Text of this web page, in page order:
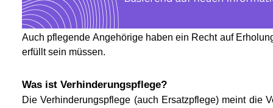
Auch pflegende Angehörige haben ein Recht auf
erfüllt sein müssen.
Was ist Verhinderungspflege?
Die Verhinderungspflege (auch Ersatzpflege) meint die